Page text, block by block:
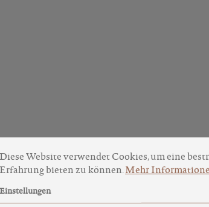
Voreinstellungen
Website verwendet Cookies, um eine
Diese Website verwendet Cookies, um eine
Erfahrung bieten zu können.Mehr
Einstellungen